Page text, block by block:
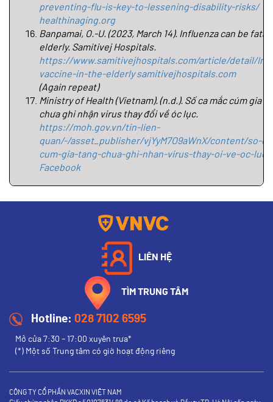
preventing-flu-is-key-to-lessening-disability-risks/
healthinaging.org
Banpamai, O.-U. (2023, March 14). Influenza can be fatal
https://www.samitivejhospitals.com/article/detail/
vaccine-in-the-elderly samitivejhospitals.com
(Again repeat)
Ministry of Health (Vietnam). (n.d.). Số ca mắc cúm gia
https://moh.gov.vn/tin-lien-
quan/-/asset_publisher/vjYyM7O9aWnX/content/so-
cum-gia-tang-chua-ghi-nhan-virus-thay-oi-ve-oc-luc
Facebook
LIÊN HỆ
TÌM TRUNG TÂM
Hotline: 028 7102 6595
Mở cửa 7:30 – 17:00 xuyên trưa*
(*) Một số Trung tâm có giờ hoạt động riêng
CÔNG TY CỔ PHẦN VACXIN VIỆT NAM